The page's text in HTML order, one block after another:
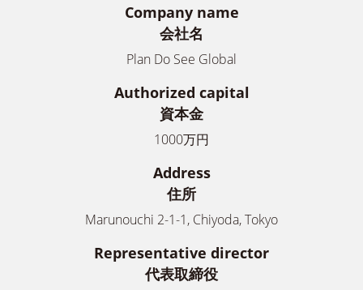
Company name
会社名
Plan Do See Global
Authorized capital
資本金
1000万円
Address
住所
Marunouchi 2-1-1, Chiyoda, Tokyo
Representative director
代表取締役